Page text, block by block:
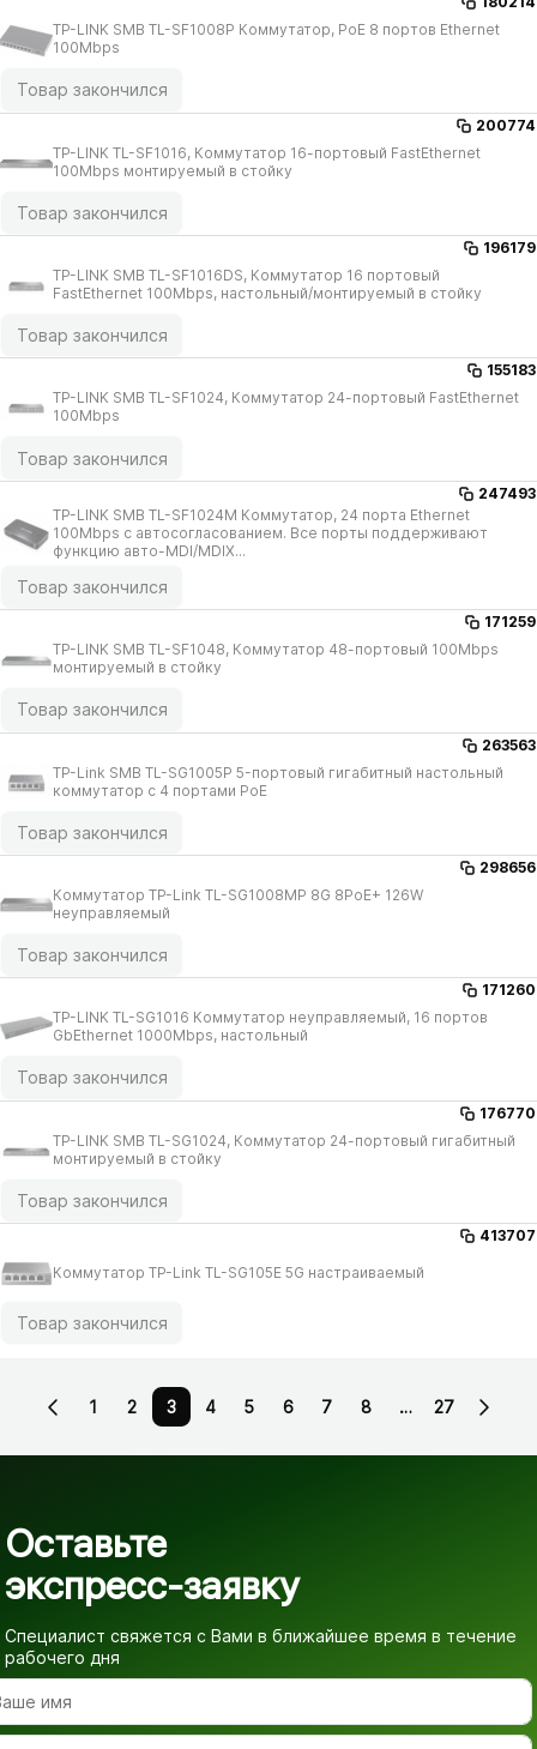
TP-LINK SMB TL-SF1008P Коммутатор, РоЕ 8 портов Ethernet
100Mbps
Товар закончился
200774
TP-LINK TL-SF1016, Коммутатор 16-портовый FastEthernet
100Mbps монтируемый в стойку
Товар закончился
196179
TP-LINK SMB TL-SF1016DS, Коммутатор 16 портовый
FastEthernet 100Mbps, настольный/​монтируемый в стойку
Товар закончился
155183
TP-LINK SMB TL-SF1024, Коммутатор 24-портовый FastEthernet
100Mbps
Товар закончился
247493
TP-LINK SMB TL-SF1024M Коммутатор, 24 порта Ethernet
100Mbps с автосогласованием. Все порты поддерживают
функцию авто-MDI/​MDIX...
Товар закончился
171259
TP-LINK SMB TL-SF1048, Коммутатор 48-портовый 100Mbps
монтируемый в стойку
Товар закончился
263563
TP-Link SMB TL-SG1005P 5-портовый гигабитный настольный
коммутатор с 4 портами PoE
Товар закончился
298656
Коммутатор TP-Link TL-SG1008MP 8G 8PoE+ 126W
неуправляемый
Товар закончился
171260
TP-LINK TL-SG1016 Коммутатор неуправляемый, 16 портов
GbEthernet 1000Mbps, настольный
Товар закончился
176770
TP-LINK SMB TL-SG1024, Коммутатор 24-портовый гигабитный
монтируемый в стойку
Товар закончился
413707
Коммутатор TP-Link TL-SG105E 5G настраиваемый
Товар закончился
1 2 3 4 5 6 7 8 … 27
Оставьте
экспресс-заявку
Специалист свяжется с Вами в ближайшее время в течение
рабочего дня